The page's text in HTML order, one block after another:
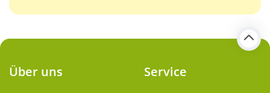
Über uns Service